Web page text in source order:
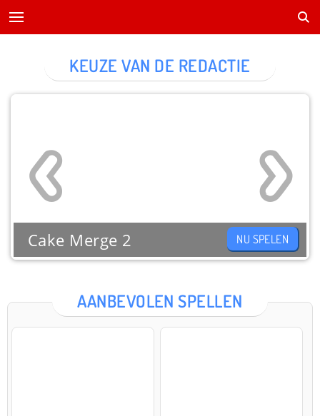
AANBEVOLEN SPELLEN
KEUZE VAN DE REDACTIE
Cake Merge 2 NU SPELEN